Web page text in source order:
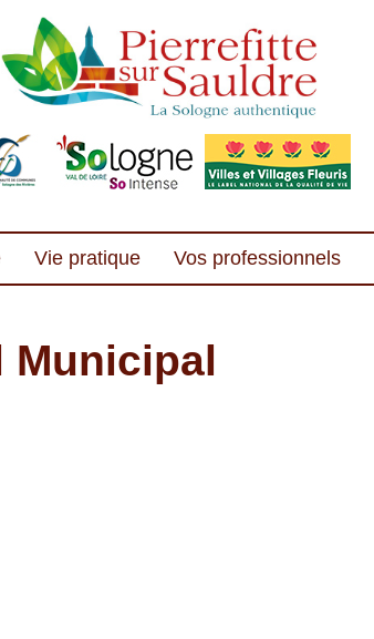
Vie pratique Vos professionnels
Municipal